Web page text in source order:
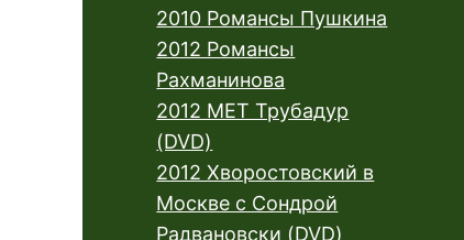
2010 Романсы Пушкина
2012 Романсы
Рахманинова
2012 МЕТ Трубадур
(DVD)
2012 Хворостовский в
Москве с Сондрой
Радвановски (DVD)